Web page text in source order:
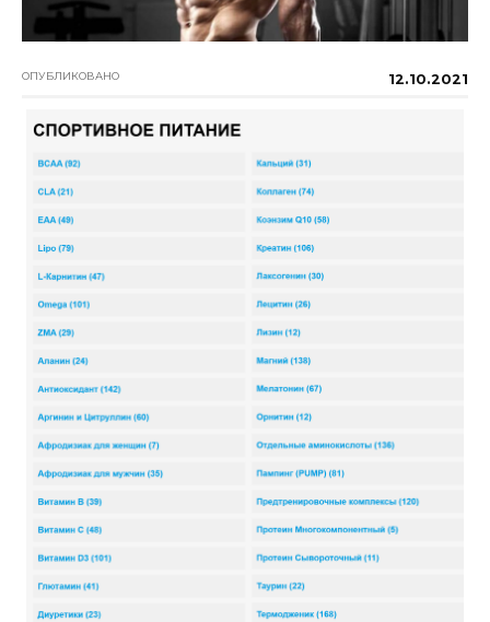
ОПУБЛИКОВАНО 12.10.2021